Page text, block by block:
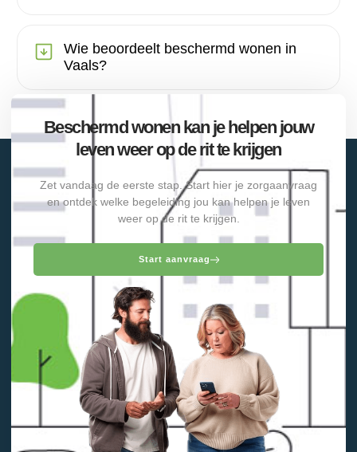
Wie beoordeelt beschermd wonen in
Vaals?
Beschermd wonen kan je helpen jouw
leven weer op de rit te krijgen
Zet vandaag de eerste stap. Start hier je zorgaanvraag
en ontdek welke begeleiding jou kan helpen je leven
weer op de rit te krijgen.
Start aanvraag